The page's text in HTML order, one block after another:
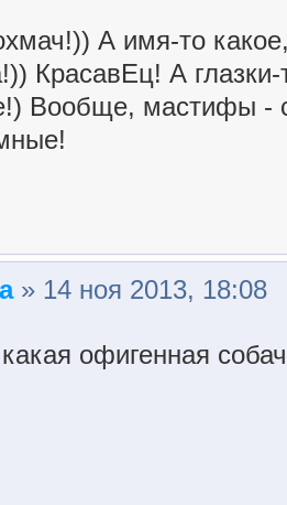
А имя-то
КрасавЕц! А
Вообще, мастифы -
» 14 ноя 2013, 18:08
офигенная